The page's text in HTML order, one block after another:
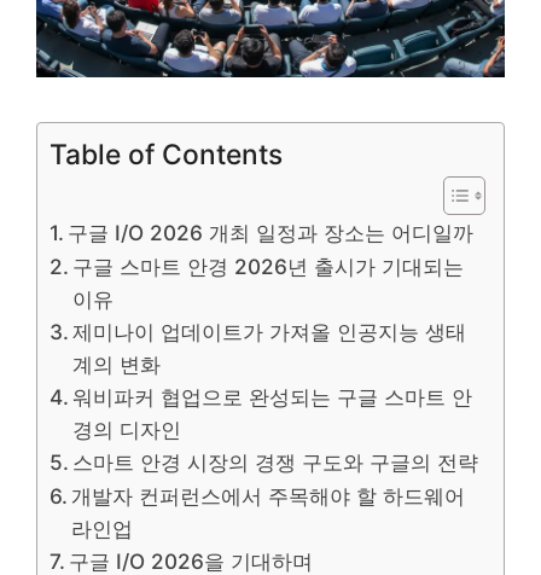
Table of Contents
구글 I/O 2026 개최 일정과 장소는 어디일까
구글 스마트 안경 2026년 출시가 기대되는
이유
제미나이 업데이트가 가져올 인공지능 생태
계의 변화
워비파커 협업으로 완성되는 구글 스마트 안
경의 디자인
스마트 안경 시장의 경쟁 구도와 구글의 전략
개발자 컨퍼런스에서 주목해야 할 하드웨어
라인업
구글 I/O 2026을 기대하며